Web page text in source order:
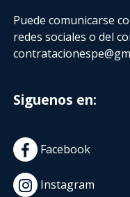
Puede comunicarse
redes sociales o del
Siguenos en:
Facebook
Instagram